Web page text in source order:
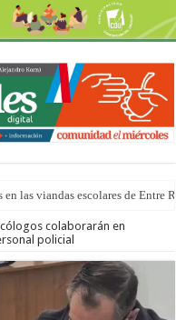
las viandas escolares de Entre
colaborarán en
policial